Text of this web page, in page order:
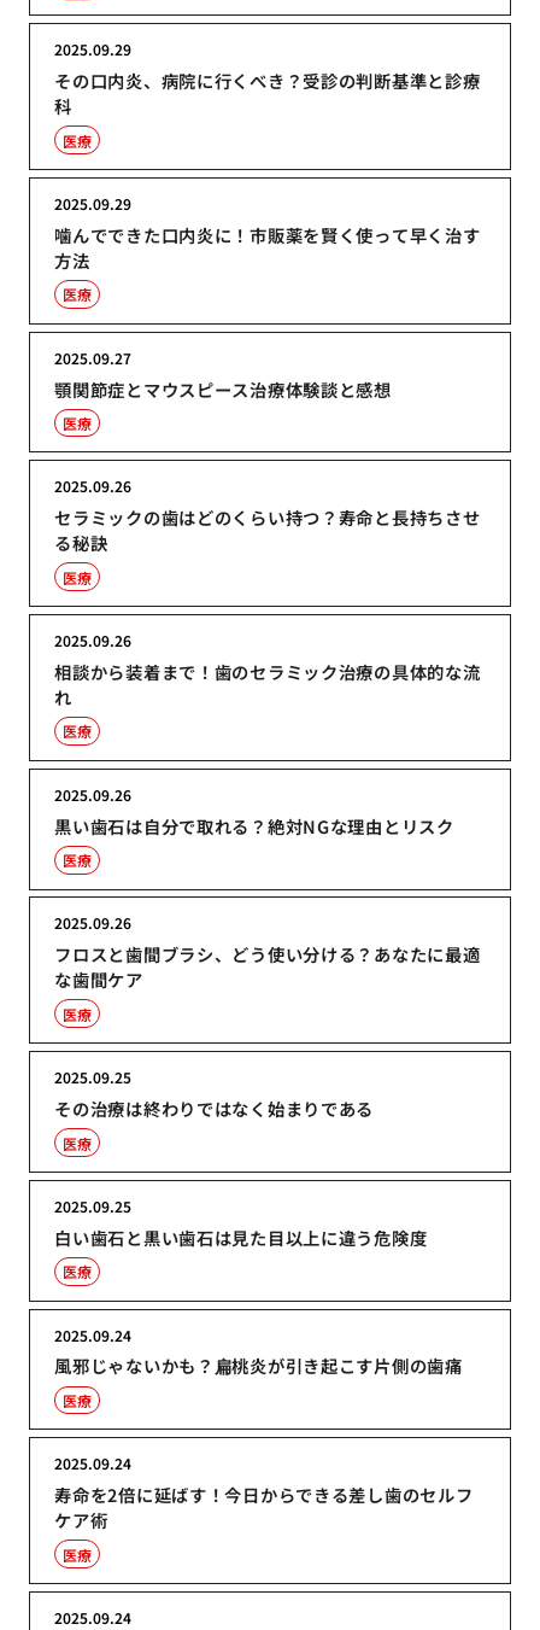
その口内炎、病院に行くべき？受診の判断基準と診療
科
2025.09.29
医療
噛んでできた口内炎に！市販薬を賢く使って早く治す
方法
2025.09.29
医療
顎関節症とマウスピース治療体験談と感想
2025.09.27
医療
セラミックの歯はどのくらい持つ？寿命と長持ちさせ
る秘訣
2025.09.26
医療
相談から装着まで！歯のセラミック治療の具体的な流
れ
2025.09.26
医療
黒い歯石は自分で取れる？絶対NGな理由とリスク
2025.09.26
医療
フロスと歯間ブラシ、どう使い分ける？あなたに最適
な歯間ケア
2025.09.26
医療
その治療は終わりではなく始まりである
2025.09.25
医療
白い歯石と黒い歯石は見た目以上に違う危険度
2025.09.25
医療
風邪じゃないかも？扁桃炎が引き起こす片側の歯痛
2025.09.24
医療
寿命を2倍に延ばす！今日からできる差し歯のセルフ
ケア術
2025.09.24
医療
2025.09.24